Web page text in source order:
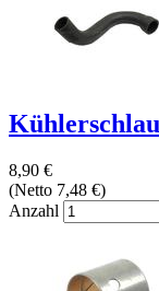
8,90 €
(Netto 7,48 €)
Anzahl